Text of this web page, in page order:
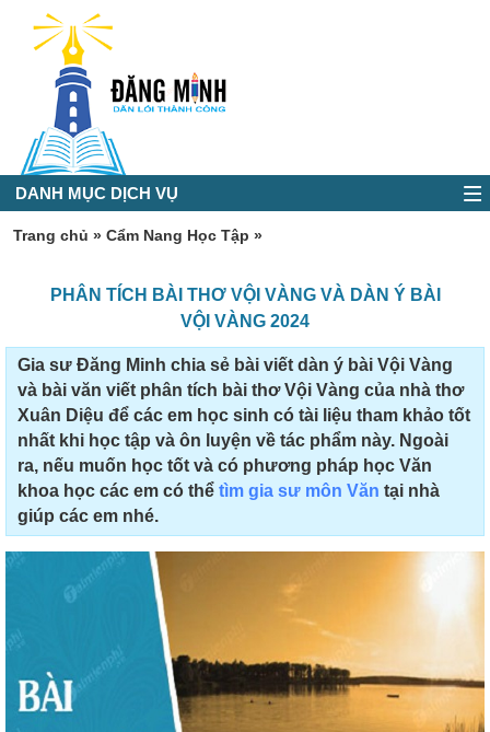
DANH MỤC DỊCH VỤ
Trang chủ » Cẩm Nang Học Tập »
PHÂN TÍCH BÀI THƠ VỘI VÀNG VÀ DÀN Ý BÀI
VỘI VÀNG 2024
Gia sư Đăng Minh chia sẻ bài viết dàn ý bài Vội Vàng
và bài văn viết phân tích bài thơ Vội Vàng của nhà thơ
Xuân Diệu để các em học sinh có tài liệu tham khảo tốt
nhất khi học tập và ôn luyện về tác phẩm này. Ngoài
ra, nếu muốn học tốt và có phương pháp học Văn
khoa học các em có thể tìm gia sư môn Văn tại nhà
giúp các em nhé.